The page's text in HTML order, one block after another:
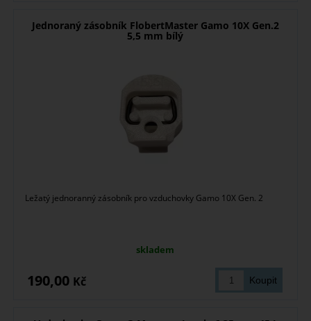
Jednoraný zásobník FlobertMaster Gamo 10X Gen.2
5,5 mm bílý
Ležatý jednoranný zásobník pro vzduchovky Gamo 10X Gen. 2
skladem
190,00 Kč